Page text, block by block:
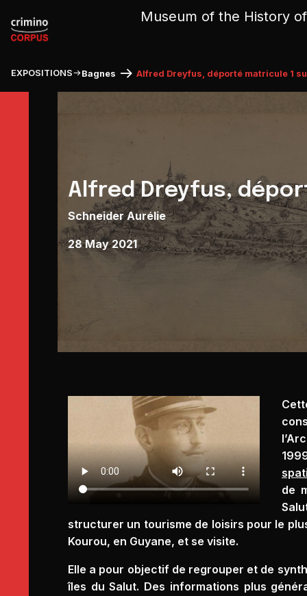
Museum of the History
EXPOSITIONS Bagnes Alfred Dreyfus, déporté matricule 1
Alfred Dreyfus,
Schneider Aurélie
28 May 2021
de
structurer un tourisme de loisirs pour le
Kourou, en Guyane, et se visite.
Elle a pour objectif de regrouper et de
îles du Salut. Des informations plus
Cookies management panel